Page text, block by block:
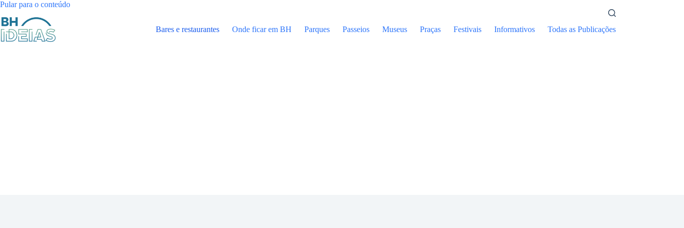
Pular para o conteúdoPular
Bares e restaurantes Onde ficar em BH Parques Passeios Museus Praças Festivais Informativos Todas as Publicações